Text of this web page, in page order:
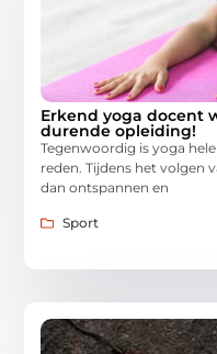
Erkend yoga docent
durende opleiding!
Tegenwoordig is yoga
reden. Tijdens het volgen
dan ontspannen en
Sport